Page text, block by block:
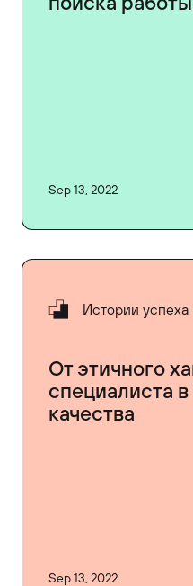
Sep 13, 2022
Истории успеха
От этичного
специалиста
качества
Sep 13, 2022